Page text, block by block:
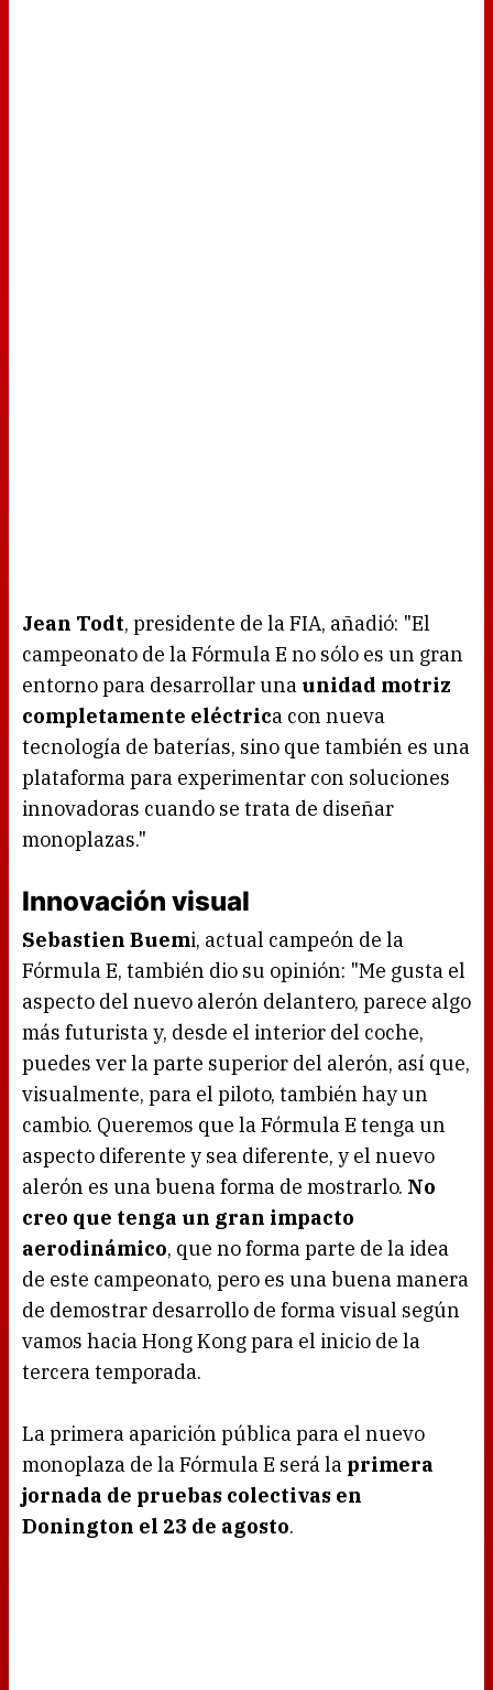
Jean Todt, presidente de la FIA, añadió: "El
campeonato de la Fórmula E no sólo es un gran
entorno para desarrollar una unidad motriz
completamente eléctrica con nueva
tecnología de baterías, sino que también es una
plataforma para experimentar con soluciones
innovadoras cuando se trata de diseñar
monoplazas."
Innovación visual
Sebastien Buemi, actual campeón de la
Fórmula E, también dio su opinión: "Me gusta el
aspecto del nuevo alerón delantero, parece algo
más futurista y, desde el interior del coche,
puedes ver la parte superior del alerón, así que,
visualmente, para el piloto, también hay un
cambio. Queremos que la Fórmula E tenga un
aspecto diferente y sea diferente, y el nuevo
alerón es una buena forma de mostrarlo. No
creo que tenga un gran impacto
aerodinámico, que no forma parte de la idea
de este campeonato, pero es una buena manera
de demostrar desarrollo de forma visual según
vamos hacia Hong Kong para el inicio de la
tercera temporada.
La primera aparición pública para el nuevo
monoplaza de la Fórmula E será la primera
jornada de pruebas colectivas en
Donington el 23 de agosto.